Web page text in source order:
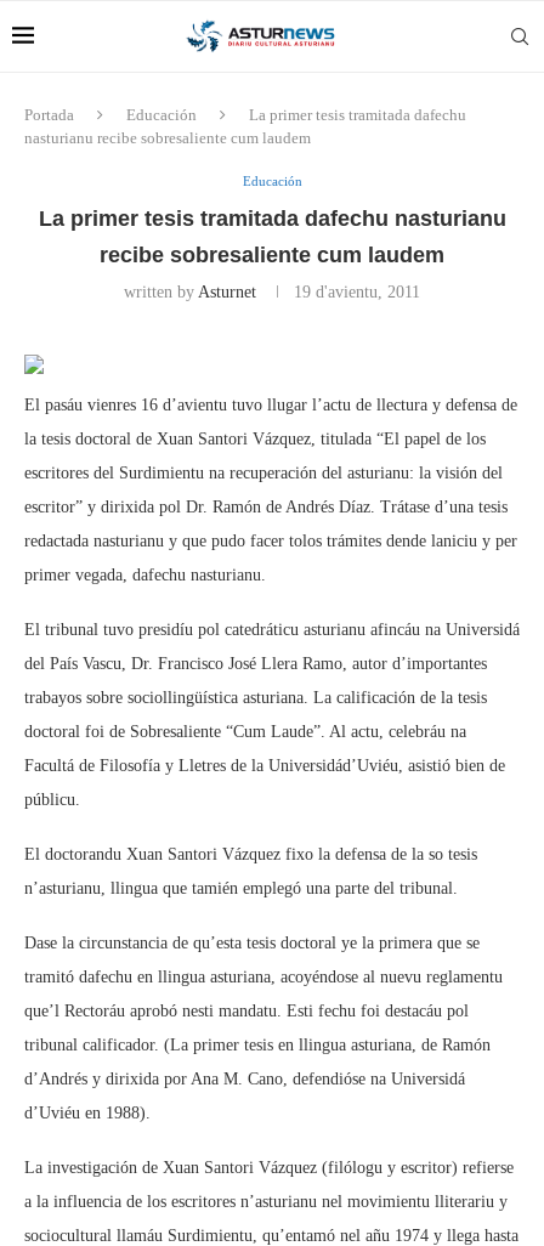
Portada Educación
La primer tesis tramitada dafechu
nasturianu recibe sobresaliente cum laudem
Educación
La primer tesis tramitada dafechu nasturianu
recibe sobresaliente cum laudem
written by Asturnet 19 d'avientu, 2011
El pasáu vienres 16 d’avientu tuvo llugar l’actu de llectura y defensa de
la tesis doctoral de Xuan Santori Vázquez, titulada “El papel de los
escritores del Surdimientu na recuperación del asturianu: la visión del
escritor” y dirixida pol Dr. Ramón de Andrés Díaz. Trátase d’una tesis
redactada nasturianu y que pudo facer tolos trámites dende laniciu y per
primer vegada, dafechu nasturianu.
El tribunal tuvo presidíu pol catedráticu asturianu afincáu na Universidá
del País Vascu, Dr. Francisco José Llera Ramo, autor d’importantes
trabayos sobre sociollingüística asturiana. La calificación de la tesis
doctoral foi de Sobresaliente “Cum Laude”. Al actu, celebráu na
Facultá de Filosofía y Lletres de la Universidád’Uviéu, asistió bien de
públicu.
El doctorandu Xuan Santori Vázquez fixo la defensa de la so tesis
n’asturianu, llingua que tamién emplegó una parte del tribunal.
Dase la circunstancia de qu’esta tesis doctoral ye la primera que se
tramitó dafechu en llingua asturiana, acoyéndose al nuevu reglamentu
que’l Rectoráu aprobó nesti mandatu. Esti fechu foi destacáu pol
tribunal calificador. (La primer tesis en llingua asturiana, de Ramón
d’Andrés y dirixida por Ana M. Cano, defendióse na Universidá
d’Uviéu en 1988).
La investigación de Xuan Santori Vázquez (filólogu y escritor) refierse
a la influencia de los escritores n’asturianu nel movimientu lliterariu y
sociocultural llamáu Surdimientu, qu’entamó nel añu 1974 y llega hasta